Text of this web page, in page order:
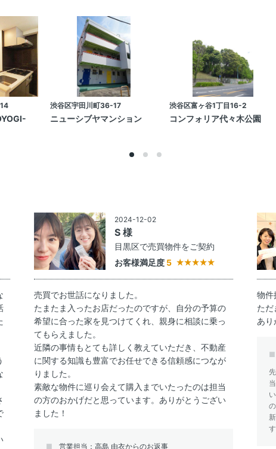
渋谷区宇田川町36-17
ニューシブヤマンション
渋谷区富ヶ谷1丁目16-2
コンフォリア代々木公園
2024-12-02
S 様
目黒区で売買物件をご契約
お客様満足度 5
売買でお世話になりました。
たまたま入ったお店だったのですが、自分の予算の
希望に合った家を見つけてくれ、親身に相談に乗っ
てもらえました。
近隣の事情もとても詳しく教えていただき、不動産
に関する知識も豊富でお任せできる信頼感につなが
りました。
素敵な物件に巡り会えて購入までいたったのは担当
の方のおかげだと思っています。ありがとうござい
ました！
営業担当：高島 由衣からのお返事
物件
ただ
あり
す